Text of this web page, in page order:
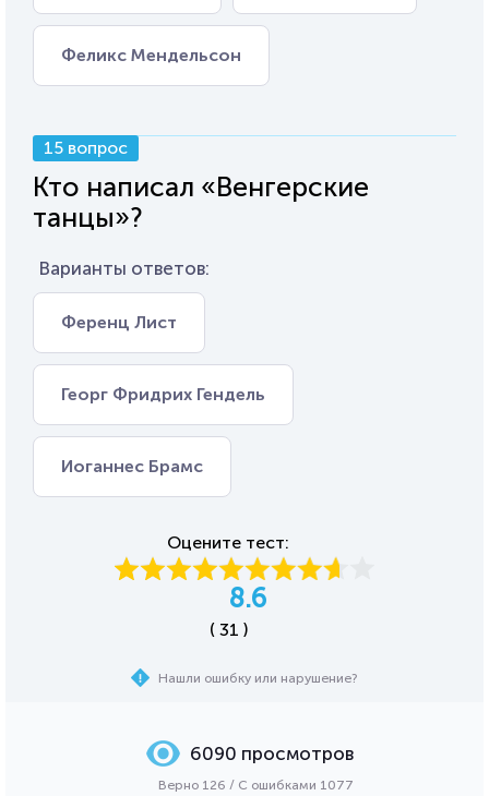
Феликс Мендельсон
15 вопрос
Кто написал «Венгерские
танцы»?
Варианты ответов:
Ференц Лист
Георг Фридрих Гендель
Иоганнес Брамс
Оцените тест:
8.6
( 31 )
Нашли ошибку или нарушение?
6090 просмотров
Верно 126 / С ошибками 1077